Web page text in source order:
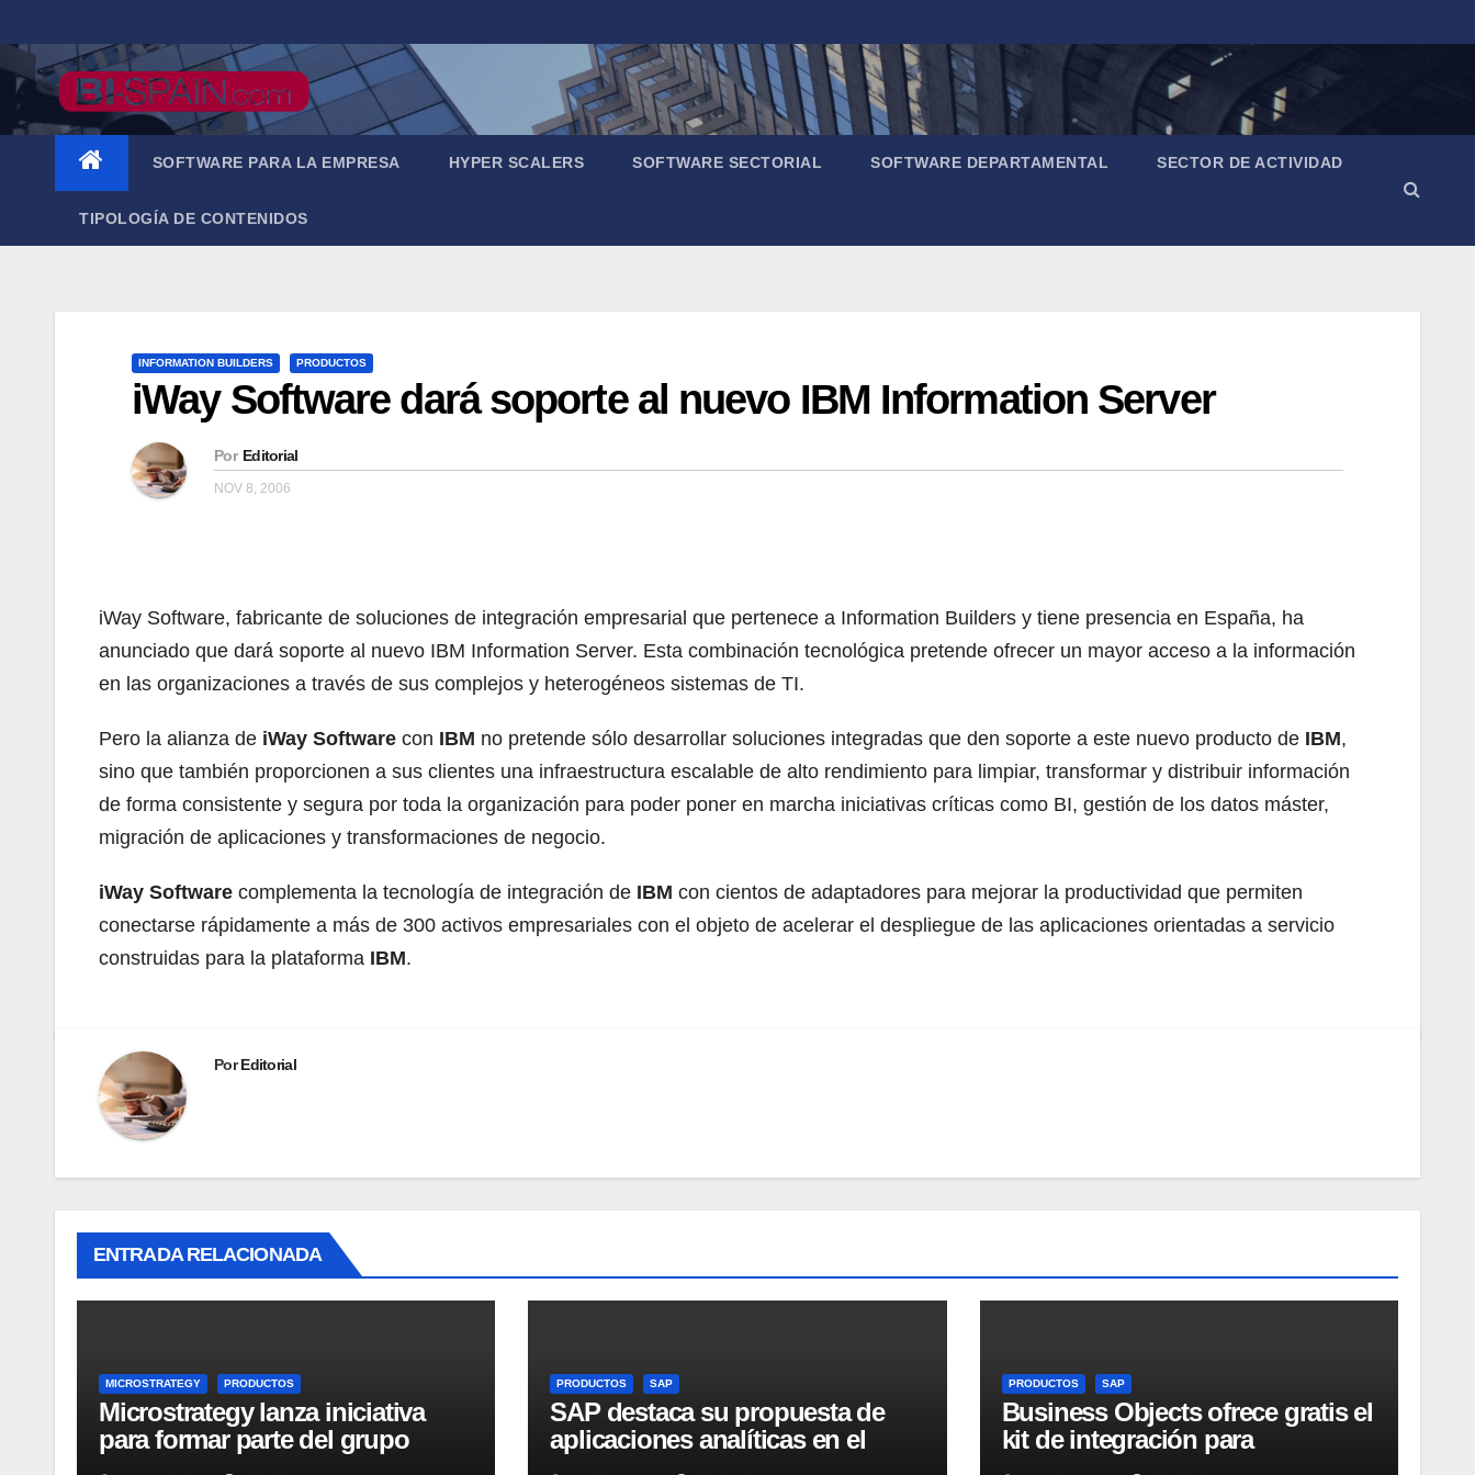
al
contenido
SOFTWARE PARA LA EMPRESA HYPER SCALERS SOFTWARE SECTORIAL SOFTWARE DEPARTAMENTAL SECTOR DE ACTIVIDAD
TIPOLOGÍA DE CONTENIDOS
INFORMATION BUILDERS PRODUCTOS
iWay Software dará soporte al nuevo IBM Information Server
Por Editorial
NOV 8, 2006
iWay Software, fabricante de soluciones de integración empresarial que pertenece a Information Builders y tiene presencia en España, ha
anunciado que dará soporte al nuevo IBM Information Server. Esta combinación tecnológica pretende ofrecer un mayor acceso a la información
en las organizaciones a través de sus complejos y heterogéneos sistemas de TI.
Pero la alianza de iWay Software con IBM no pretende sólo desarrollar soluciones integradas que den soporte a este nuevo producto de IBM,
sino que también proporcionen a sus clientes una infraestructura escalable de alto rendimiento para limpiar, transformar y distribuir información
de forma consistente y segura por toda la organización para poder poner en marcha iniciativas críticas como BI, gestión de los datos máster,
migración de aplicaciones y transformaciones de negocio.
iWay Software complementa la tecnología de integración de IBM con cientos de adaptadores para mejorar la productividad que permiten
conectarse rápidamente a más de 300 activos empresariales con el objeto de acelerar el despliegue de las aplicaciones orientadas a servicio
construidas para la plataforma IBM.
PorEditorial
ENTRADA RELACIONADA
MICROSTRATEGY PRODUCTOS
Microstrategy lanza iniciativa
para formar parte del grupo
MicroStrategy Business
PRODUCTOS SAP
SAP destaca su propuesta de
aplicaciones analíticas en el
mercado español
PRODUCTOS SAP
Business Objects ofrece gratis el
kit de integración para
Micrososft Office SharePoint